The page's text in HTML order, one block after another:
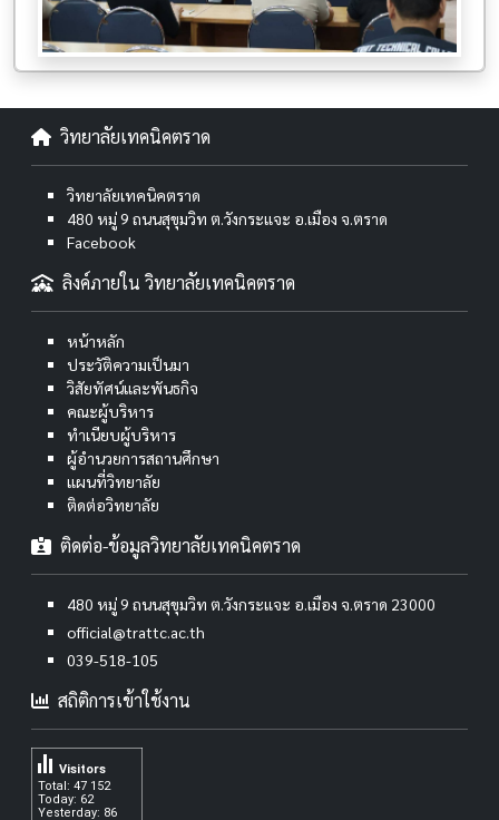
วิทยาลัยเทคนิคตราด
วิทยาลัยเทคนิคตราด
480 หมู่ 9 ถนนสุขุมวิท ต.วังกระแจะ อ.เมือง จ.ตราด
Facebook
ลิงค์ภายใน วิทยาลัยเทคนิคตราด
หน้าหลัก
ประวัติความเป็นมา
วิสัยทัศน์และพันธกิจ
คณะผู้บริหาร
ทำเนียบผู้บริหาร
ผู้อำนวยการสถานศึกษา
แผนที่วิทยาลัย
ติดต่อวิทยาลัย
ติดต่อ-ข้อมูลวิทยาลัยเทคนิคตราด
480 หมู่ 9 ถนนสุขุมวิท ต.วังกระแจะ อ.เมือง จ.ตราด 23000
official@trattc.ac.th
039-518-105
สถิติการเข้าใช้งาน
Total: 47 152
Today: 62
Yesterday: 86
Visitors